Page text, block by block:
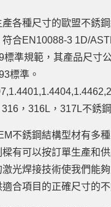
各種尺寸的歐盟不銹
合EN10088-3 1D/
標準規範，其產品尺寸
標準。
，316L，317L不銹
不銹鋼結構型材有多種
有可以按訂單生產和
光焊接技術使我們能
合項目的正確尺寸的